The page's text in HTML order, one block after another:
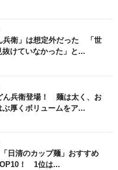
兵衛」は想定外だった 「世
けていなかった」と...
ん兵衛登場！ 麺は太く、お
ぶ厚くボリュームをア...
「日清のカップ麺」おすすめ
！ 1位は...